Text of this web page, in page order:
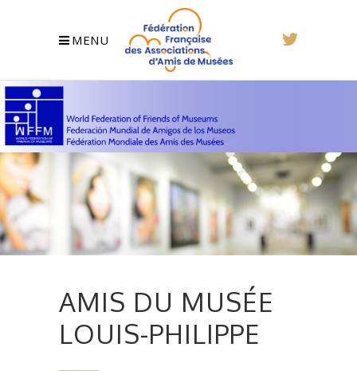
MENU
AMIS DU MUSÉE
LOUIS-PHILIPPE